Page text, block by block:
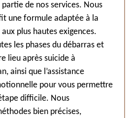
de nos services. Nous
une formule adaptée à la
plus hautes exigences.
les phases du débarras et
lieu après suicide à
ainsi que l’assistance
pour vous permettre
difficile. Nous
bien précises,